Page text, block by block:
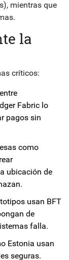
mientras que
la
críticos:
Fabric lo
pagos sin
como
ubicación de
usan BFT
de
falla.
Estonia usan
seguras.